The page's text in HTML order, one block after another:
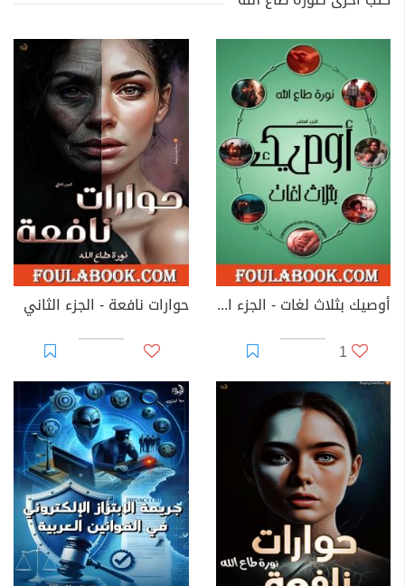
أوصيك بثلاث لغات - الجزء العاشر
1
حوارات نافعة - الجزء الثاني